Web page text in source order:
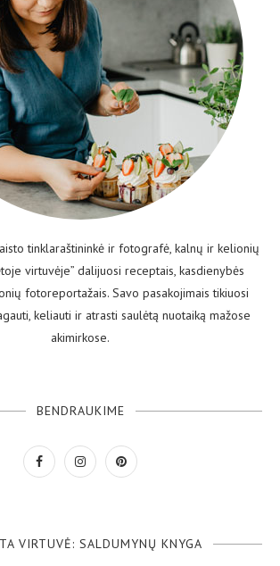
tinklaraštininkė ir fotografė, kalnų ir kelionių
virtuvėje” dalijuosi receptais, kasdienybės
fotoreportažais. Savo pasakojimais tikiuosi
keliauti ir atrasti saulėtą nuotaiką mažose
akimirkose.
BENDRAUKIME
VIRTUVĖ: SALDUMYNŲ KNYGA